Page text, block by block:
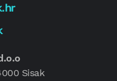
Sisak